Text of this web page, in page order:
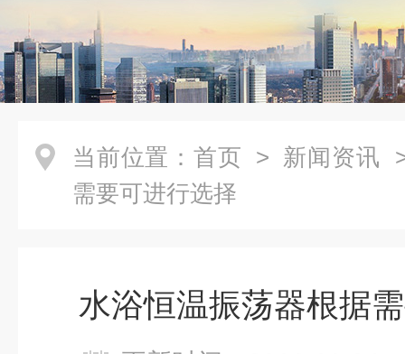
当前位置： 首页 > 新闻资讯
需要可进行选择
水浴恒温振荡器根据